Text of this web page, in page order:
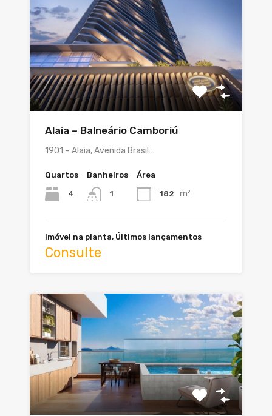
Alaia – Balneário Camboriú
1901 – Alaia, Avenida Brasil…
Quartos
4
Banheiros
1
Área
182 m²
Imóvel na planta, Últimos lançamentos
Consulte